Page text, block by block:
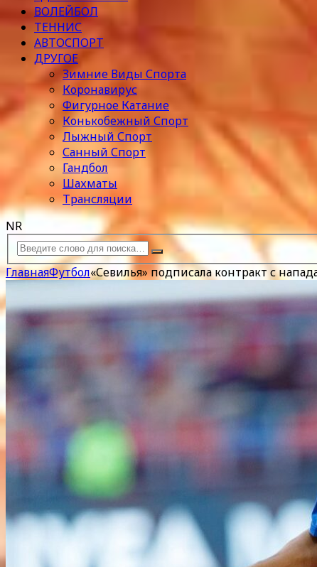
ВОЛЕЙБОЛ
ТЕННИС
АВТОСПОРТ
ДРУГОЕ
Зимние Виды Спорта
Коронавирус
Фигурное Катание
Конькобежный Спорт
Лыжный Спорт
Санный Спорт
Гандбол
Шахматы
Трансляции
NR
ГлавнаяФутбол«Севилья» подписала контракт с